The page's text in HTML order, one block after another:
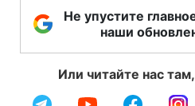
Не упустите
наши
Или читайте нас